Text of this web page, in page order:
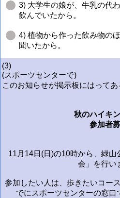
3) 大学生の娘が、牛乳の代
飲んでいたから。
4) 植物から作った飲み物の
聞いたから。
(3)
(スポーツセンターで)
このお知らせが掲示板にはってあ
秋のハイキ
参加者
11月14日(日)の10時から、緑
会」を行い
参加したい人は、歩きたいコー
でにスポーツセンターの窓口